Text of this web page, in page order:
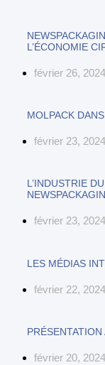
L’ÉCONOMIE
février 26, 2024
MOLPACK
février 23, 2024
L’INDUSTRIE
février 23, 2024
LES MÉDIAS
février 22, 2024
février 20, 2024